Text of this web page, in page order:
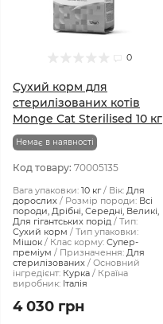
0
Сухий корм для
стерилізованих котів
Monge Cat Sterilised 10 кг
Немає в наявності
Код товару: 70005135
Вага упаковки: 10 кг Вік: Для
дорослих
Розмір породи: Всі
породи, Дрібні, Середні, Великі,
Для гігантських порід
Тип:
Сухий корм
Тип упаковки:
Мішок
Клас корму: Супер-
преміум
Призначення: Для
стерилізованих
Основний
інгредієнт: Курка
Країна
виробник: Італія
4 030 грн